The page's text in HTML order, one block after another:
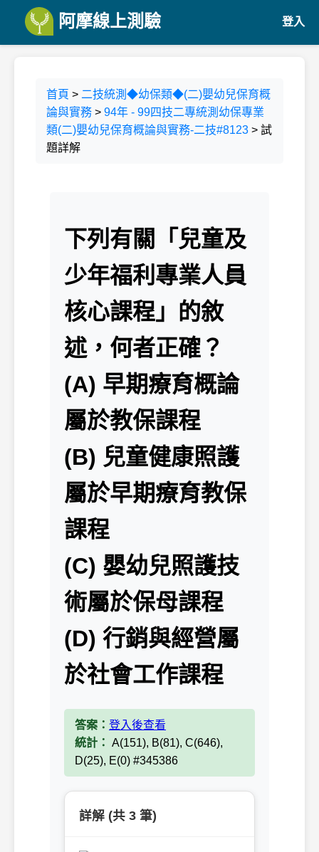
阿摩線上測驗 登入
首頁 > 二技統測◆幼保類◆(二)嬰幼兒保育概
論與實務 > 94年 - 99四技二專統測幼保專業
類(二)嬰幼兒保育概論與實務-二技#8123 > 試
題詳解
下列有關「兒童及
少年福利專業人員
核心課程」的敘
述，何者正確？
(A) 早期療育概論
屬於教保課程
(B) 兒童健康照護
屬於早期療育教保
課程
(C) 嬰幼兒照護技
術屬於保母課程
(D) 行銷與經營屬
於社會工作課程
答案： 登入後查看
統計： A(151), B(81), C(646),
D(25), E(0) #345386
詳解 (共 3 筆)